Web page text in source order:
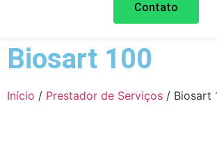
Contato
Biosart 100
Início / Prestador de Serviços / Biosart